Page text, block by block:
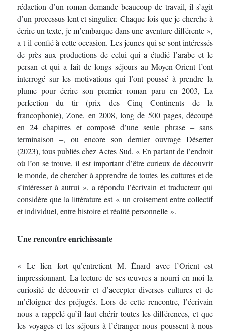
rédaction d’un roman demande beaucoup de travail, il s’agit
d’un processus lent et singulier. Chaque fois que je cherche à
écrire un texte, je m’embarque dans une aventure différente »,
a-t-il confié à cette occasion. Les jeunes qui se sont intéressés
de près aux productions de celui qui a étudié l’arabe et le
persan et qui a fait de longs séjours au Moyen-Orient l’ont
interrogé sur les motivations qui l’ont poussé à prendre la
plume pour écrire son premier roman paru en 2003, La
perfection du tir (prix des Cinq Continents de la
francophonie), Zone, en 2008, long de 500 pages, découpé
en 24 chapitres et composé d’une seule phrase ‒ sans
terminaison ‒, ou encore son dernier ouvrage Déserter
(2023), tous publiés chez Actes Sud. « En partant de l’endroit
où l’on se trouve, il est important d’être curieux de découvrir
le monde, de chercher à apprendre de toutes les cultures et de
s’intéresser à autrui », a répondu l’écrivain et traducteur qui
considère que la littérature est « un croisement entre collectif
et individuel, entre histoire et réalité personnelle ».
Une rencontre enrichissante
« Le lien fort qu’entretient M. Énard avec l’Orient est
impressionnant. La lecture de ses œuvres a nourri en moi la
curiosité de découvrir et d’accepter diverses cultures et de
m’éloigner des préjugés. Lors de cette rencontre, l’écrivain
nous a rappelé qu’il faut chérir toutes les différences, et que
les voyages et les séjours à l’étranger nous poussent à nous